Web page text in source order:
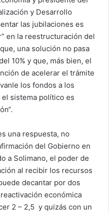
y Desarrollo
las jubilaciones es
en la reestructuración del
una solución no pasa
10% y que, más bien, el
de acelerar el trámite
los fondos a los
sistema político es
una respuesta, no
del Gobierno en
a Solimano, el poder de
al recibir los recursos
decantar por dos
económica
2 – 2,5 y quizás con un